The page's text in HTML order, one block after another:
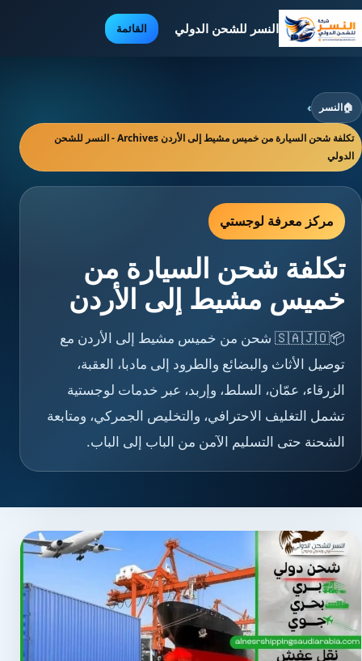
النسر للشحن الدولي القائمة
🏠النسر ›
تكلفة شحن السيارة من خميس مشيط إلى الأردن Archives - النسر للشحن
الدولي
مركز معرفة لوجستي
تكلفة شحن السيارة من
خميس مشيط إلى الأردن
📦🇸🇦🇯🇴 شحن من خميس مشيط إلى الأردن مع
توصيل الأثاث والبضائع والطرود إلى مادبا، العقبة،
الزرقاء، عمّان، السلط، وإربد، عبر خدمات لوجستية
تشمل التغليف الاحترافي، والتخليص الجمركي، ومتابعة
الشحنة حتى التسليم الآمن من الباب إلى الباب.